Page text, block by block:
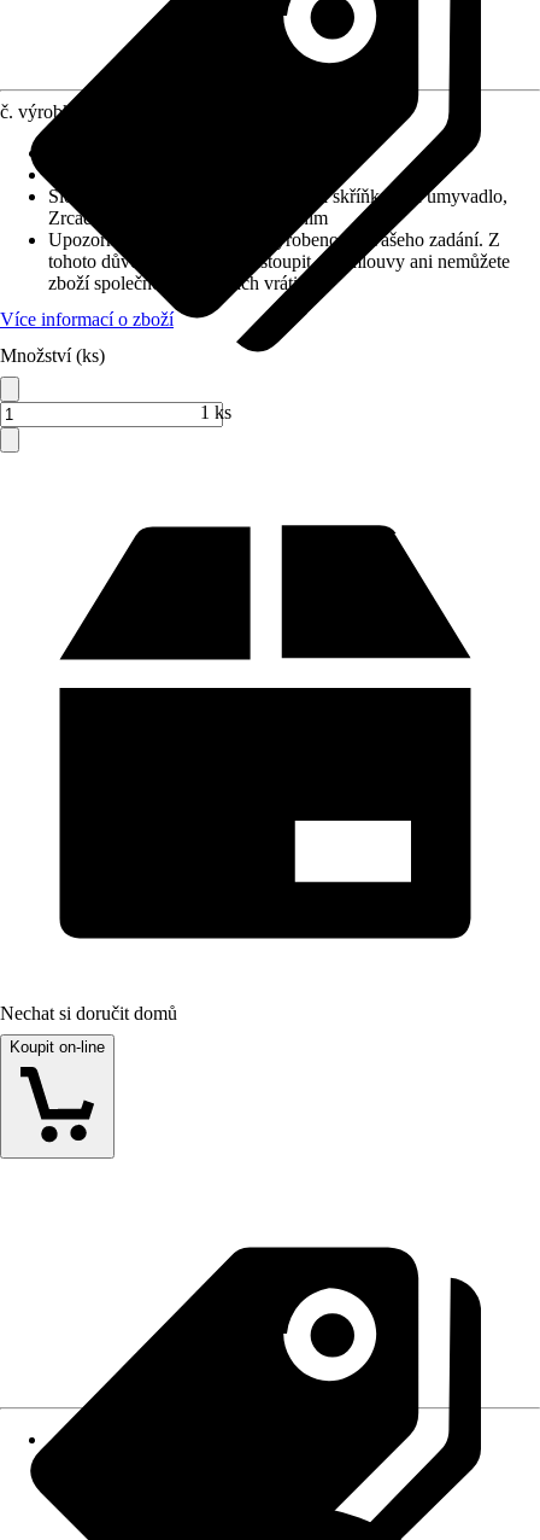
Prodej přes: HORNBACH
č. výrobku
Složení výrobku
Umyvadlo, Spodní skříňka pod umyvadlo,
Zrcadlová skříňka s LED osvětlením
Upozornění: toto zboží bylo vyrobeno dle vašeho zadání. Z
tohoto důvodu nemůžete odstoupit od smlouvy ani nemůžete
zboží společnosti Hornbach vrátit.
Více informací o zboží
Množství (ks)
1 ks
Nechat si doručit domů
Koupit on-line